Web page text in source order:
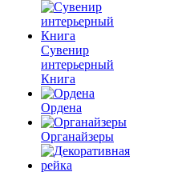
Сувенир
интерьерный
Книга
Ордена
Органайзеры